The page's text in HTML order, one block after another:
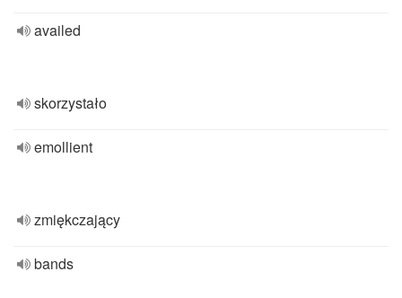
availed
skorzystało
emollient
zmiękczający
bands